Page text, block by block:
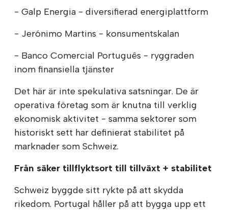
- Galp Energia - diversifierad energiplattform
- Jerónimo Martins - konsumentskalan
- Banco Comercial Português - ryggraden
inom finansiella tjänster
Det här är inte spekulativa satsningar. De är
operativa företag som är knutna till verklig
ekonomisk aktivitet - samma sektorer som
historiskt sett har definierat stabilitet på
marknader som Schweiz.
Från säker tillflyktsort till tillväxt + stabilitet
Schweiz byggde sitt rykte på att skydda
rikedom. Portugal håller på att bygga upp ett